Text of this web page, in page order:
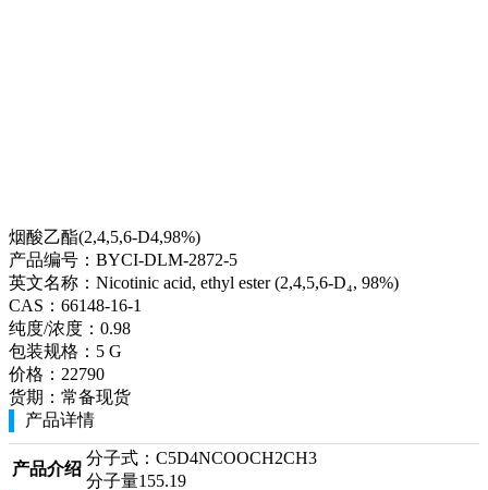
烟酸乙酯(2,4,5,6-D4,98%)
产品编号： BYCI-DLM-2872-5
英文名称： Nicotinic acid, ethyl ester (2,4,5,6-D₄, 98%)
CAS： 66148-16-1
纯度/浓度： 0.98
包装规格： 5 G
价格： 22790
货期： 常备现货
产品详情
产品介绍
分子式：C5D4NCOOCH2CH3
分子量155.19